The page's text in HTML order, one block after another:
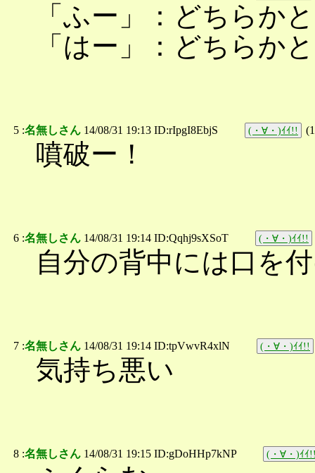
「ふー」：どちらか
「はー」：どちらか
5 :名無しさん 14/08/31 19:13 ID:rIpgI8EbjS (・∀・)ｲｲ!! (1
噴破ー！
6 :名無しさん 14/08/31 19:14 ID:Qqhj9sXSoT (・∀・)ｲｲ!!
自分の背中には口を
7 :名無しさん 14/08/31 19:14 ID:tpVwvR4xlN (・∀・)ｲｲ!!
気持ち悪い
8 :名無しさん 14/08/31 19:15 ID:gDoHHp7kNP (・∀・)ｲｲ